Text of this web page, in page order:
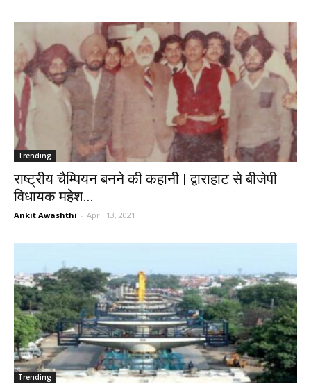
Trending
राष्ट्रीय चैम्पियन बनने की कहानी | द्वाराहाट से बीजेपी
विधायक महेश...
Ankit Awashthi - April 13, 2021
Trending